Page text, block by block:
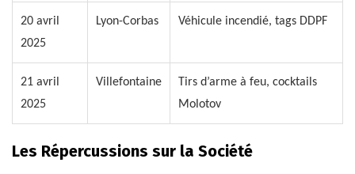
20 avril
2025
Lyon-Corbas Véhicule incendié, tags DDPF
21 avril
2025
Villefontaine
Tirs d’arme à feu, cocktails
Molotov
Les Répercussions sur la Société